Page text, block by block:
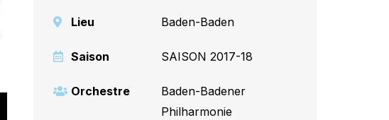
Lieu Baden-Baden
Saison SAISON 2017-18
Orchestre
Baden-Badener
Philharmonie